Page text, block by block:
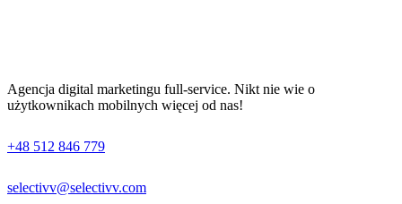
Agencja digital marketingu full-service. Nikt nie wie o
użytkownikach mobilnych więcej od nas!
+48 512 846 779
selectivv@selectivv.com